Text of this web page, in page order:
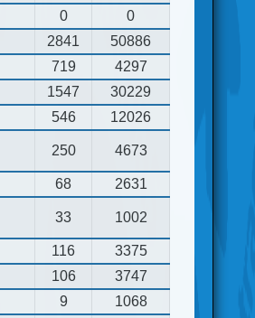
0
0
2841
50886
719
4297
1547
30229
546 12026
250 4673
68 2631
33 1002
116
3375
106
3747
9
1068